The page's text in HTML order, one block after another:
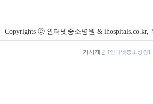
- Copyrights ⓒ 인터넷중소병원 & ihospitals.co.kr,
기사제공 [인터넷중소병원]